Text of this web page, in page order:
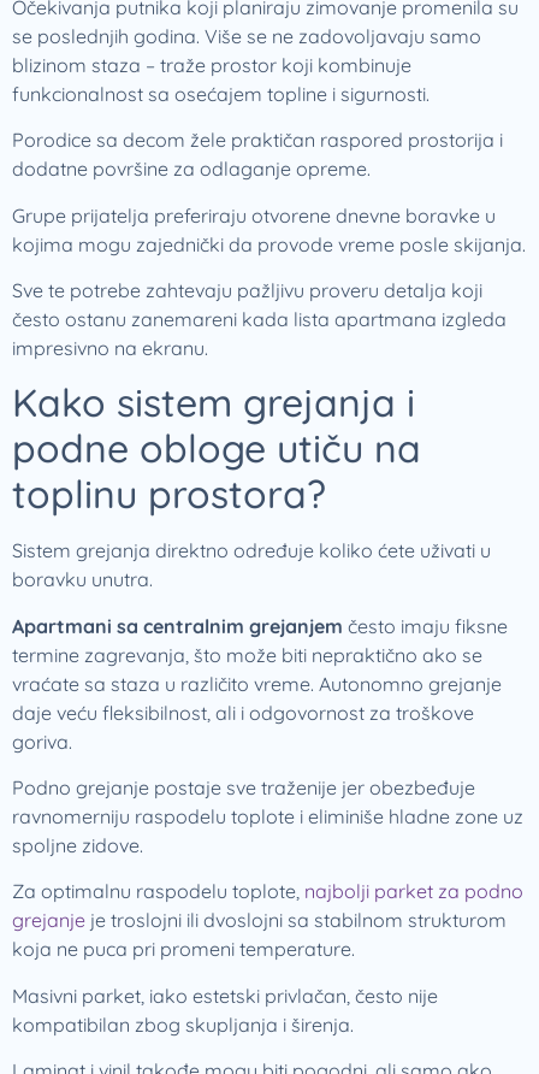
Očekivanja putnika koji planiraju zimovanje promenila su
se poslednjih godina. Više se ne zadovoljavaju samo
blizinom staza – traže prostor koji kombinuje
funkcionalnost sa osećajem topline i sigurnosti.
Porodice sa decom žele praktičan raspored prostorija i
dodatne površine za odlaganje opreme.
Grupe prijatelja preferiraju otvorene dnevne boravke u
kojima mogu zajednički da provode vreme posle skijanja.
Sve te potrebe zahtevaju pažljivu proveru detalja koji
često ostanu zanemareni kada lista apartmana izgleda
impresivno na ekranu.
Kako sistem grejanja i
podne obloge utiču na
toplinu prostora?
Sistem grejanja direktno određuje koliko ćete uživati u
boravku unutra.
Apartmani sa centralnim grejanjem često imaju fiksne
termine zagrevanja, što može biti nepraktično ako se
vraćate sa staza u različito vreme. Autonomno grejanje
daje veću fleksibilnost, ali i odgovornost za troškove
goriva.
Podno grejanje postaje sve traženije jer obezbeđuje
ravnomerniju raspodelu toplote i eliminiše hladne zone uz
spoljne zidove.
Za optimalnu raspodelu toplote, najbolji parket za podno
grejanje je troslojni ili dvoslojni sa stabilnom strukturom
koja ne puca pri promeni temperature.
Masivni parket, iako estetski privlačan, često nije
kompatibilan zbog skupljanja i širenja.